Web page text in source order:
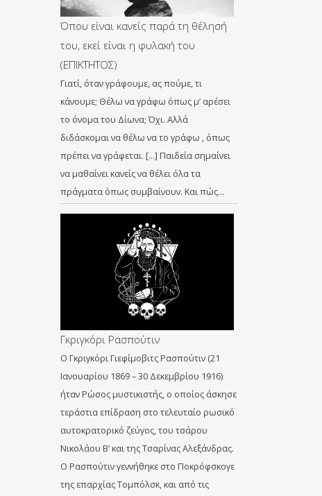
Όπου είναι κανείς παρά τη θέλησή
του, εκεί είναι η φυλακή του
(ΕΠΙΚΤΗΤΟΣ)
Γιατί, όταν γράφουμε, ας πούμε, τι
κάνουμε; Θέλω να γράφω όπως μ’ αρέσει
το όνομα του Δίωνα; Όχι. Αλλά
διδάσκομαι να θέλω να το γράφω , όπως
πρέπει να γράφεται. […] Παιδεία σημαίνει
να μαθαίνει κανείς να θέλει όλα τα
πράγματα όπως συμβαίνουν. Και πώς…
Γκριγκόρι Ρασπούτιν
Ο Γκριγκόρι Γιεφίμοβιτς Ρασπούτιν (21
Ιανουαρίου 1869 – 30 Δεκεμβρίου 1916)
ήταν Ρώσος μυστικιστής, ο οποίος άσκησε
τεράστια επίδραση στο τελευταίο ρωσικό
αυτοκρατορικό ζεύγος, του τσάρου
Νικολάου Β’ και της Τσαρίνας Αλεξάνδρας.
Ο Ρασπούτιν γεννήθηκε στο Ποκρόφσκογε
της επαρχίας Τομπόλσκ, και από τις